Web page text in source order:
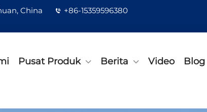
China
+86-15359596380
Pusat Produk Berita Video
Blog